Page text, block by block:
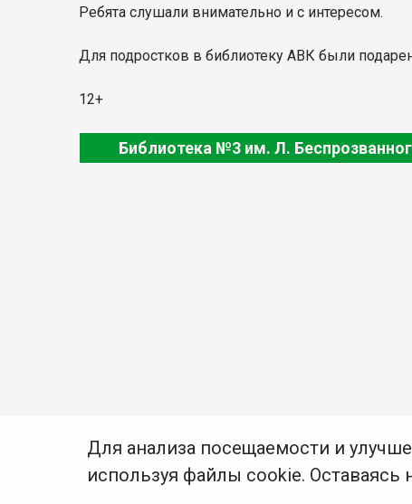
Ребята слушали внимательно и с интересом.
Для подростков в библиотеку АВК были
12+
Библиотека №3 им. Л.
Для анализа посещаемости и
используя файлы cookie. Оставаясь